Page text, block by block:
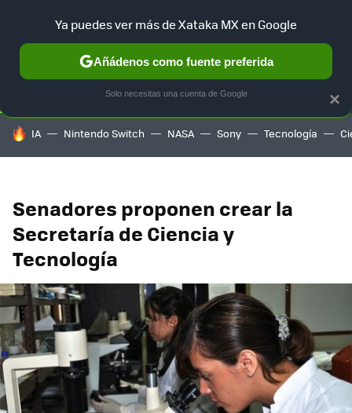
SELECCIÓN GAMING HOME AUTO TERRITORIO
HOY SE HABLA DE
IA Nintendo Switch NASA Sony Tecnología
Senadores proponen crear la
Secretaría de Ciencia y
Tecnología
×
Ya puedes ver más de Xataka MX en Google
Añádenos como fuente preferida
Solo necesitas una cuenta de Google